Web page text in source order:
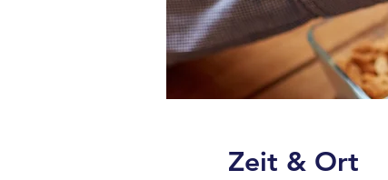
Zeit & Ort